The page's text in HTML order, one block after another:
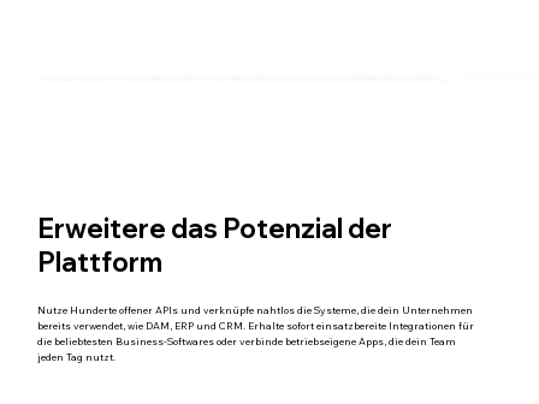
Erweitere das Potenzial der
Plattform
Nutze Hunderte offener APIs und verknüpfe nahtlos die Systeme, die dein Unternehmen
bereits verwendet, wie DAM, ERP und CRM. Erhalte sofort einsatzbereite Integrationen für
die beliebtesten Business-Softwares oder verbinde betriebseigene Apps, die dein Team
jeden Tag nutzt.